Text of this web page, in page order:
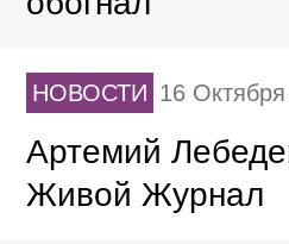
НОВОСТИ 16
Артемий
Живой Журнал